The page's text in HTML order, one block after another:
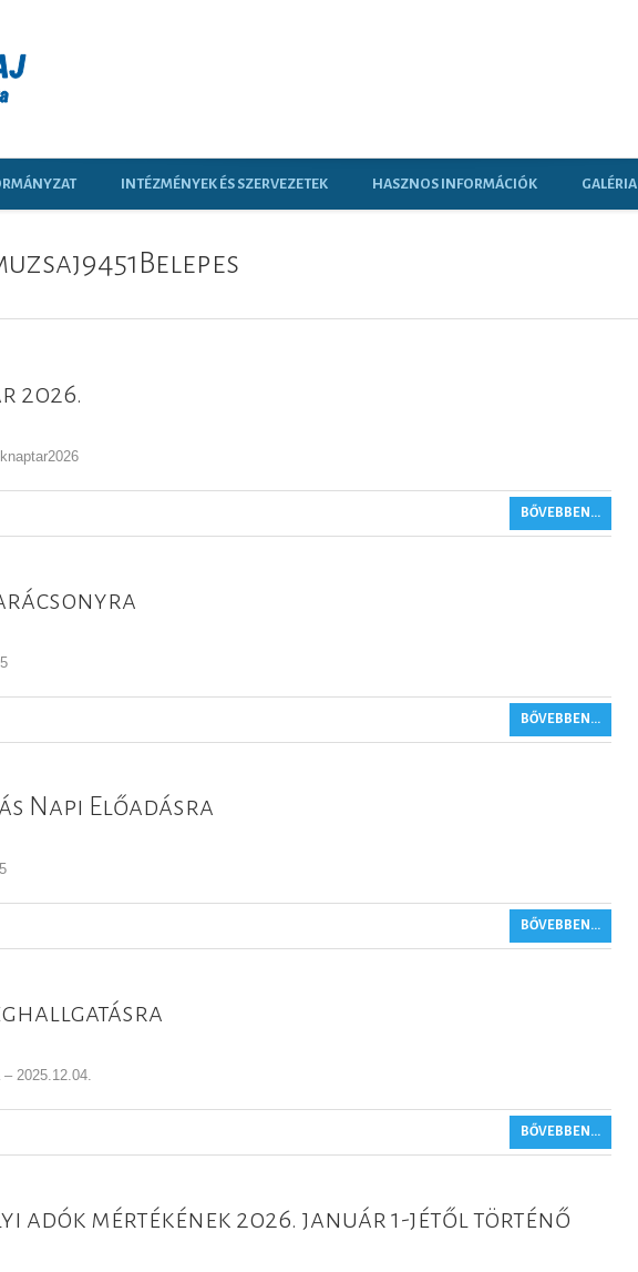
INTÉZMÉNYEK ÉS SZERVEZETEK HASZNOS INFORMÁCIÓK GALÉRIA
2026.
BŐVEBBEN...
BŐVEBBEN...
Napi Előadásra
BŐVEBBEN...
2025.12.04.
BŐVEBBEN...
adók mértékének 2026. január 1-jétől történő